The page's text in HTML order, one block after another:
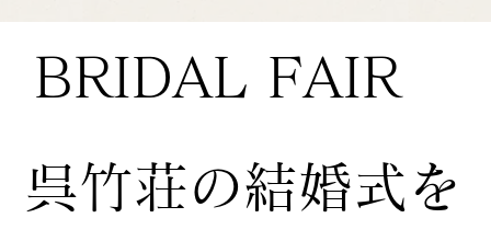
BRIDAL FAIR
​呉竹荘の結婚式を